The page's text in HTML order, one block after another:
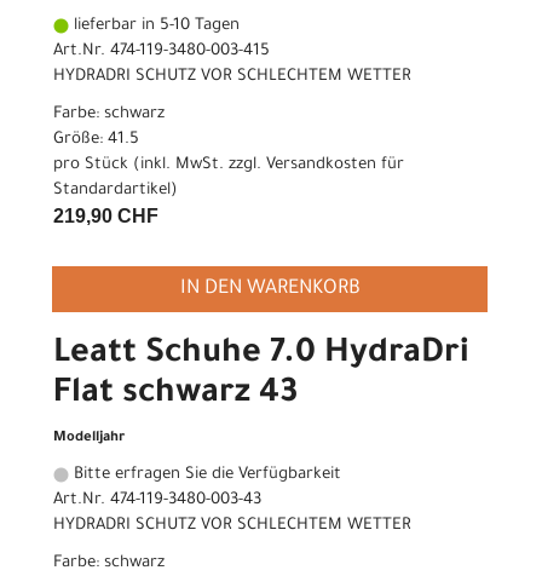
lieferbar in 5-10 Tagen
Art.Nr. 474-119-3480-003-415
HYDRADRI SCHUTZ VOR SCHLECHTEM WETTER
Farbe: schwarz
Größe: 41.5
pro Stück (inkl. MwSt. zzgl. Versandkosten für
Standardartikel)
219,90 CHF
IN DEN WARENKORB
Leatt Schuhe 7.0 HydraDri
Flat schwarz 43
Modelljahr
Bitte erfragen Sie die Verfügbarkeit
Art.Nr. 474-119-3480-003-43
HYDRADRI SCHUTZ VOR SCHLECHTEM WETTER
Farbe: schwarz